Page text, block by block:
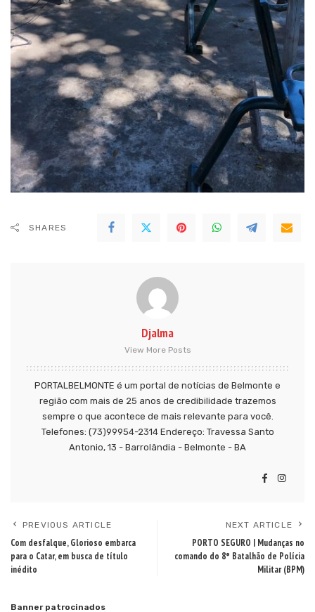
SHARES
Djalma
View More Posts
PORTALBELMONTE é um portal de notícias de Belmonte e
região com mais de 25 anos de credibilidade trazemos
sempre o que acontece de mais relevante para você.
Telefones: (73)99954-2314 Endereço: Travessa Santo
Antonio, 13 - Barrolândia - Belmonte - BA
PREVIOUS ARTICLE
Com desfalque, Glorioso embarca
para o Catar, em busca de título
inédito
NEXT ARTICLE
PORTO SEGURO | Mudanças no
comando do 8° Batalhão de Polícia
Militar (BPM)
Banner patrocinados